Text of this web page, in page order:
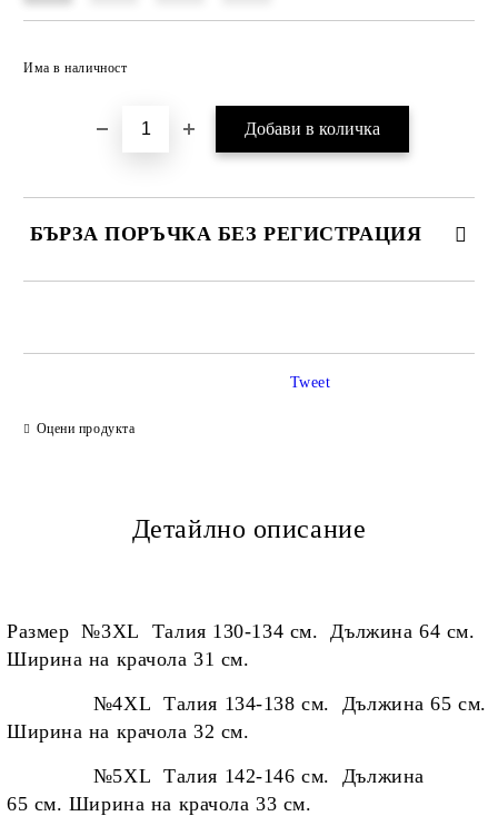
Има в наличност
БЪРЗА ПОРЪЧКА БЕЗ РЕГИСТРАЦИЯ
Оцени продукта
Tweet
Детайлно описание
Размер №3XL Талия 130-134 см. Дължина 64 см.
Ширина на крачола 31 см.
№4XL Талия 134-138 см. Дължина 65 см.
Ширина на крачола 32 см.
№5XL Талия 142-146 см. Дължина
65 см. Ширина на крачола 33 см.